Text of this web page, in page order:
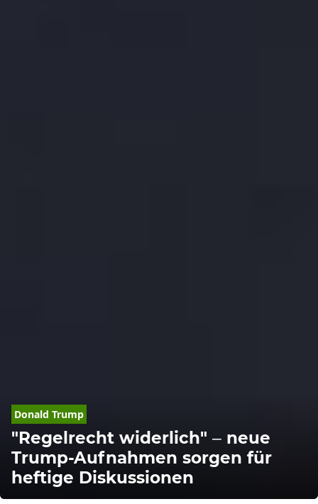
Donald Trump
"Regelrecht widerlich" – neue
Trump-Aufnahmen sorgen für
heftige Diskussionen